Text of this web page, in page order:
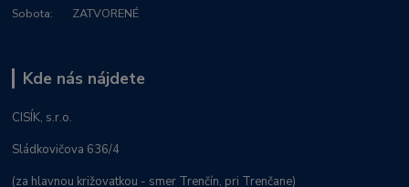
Sobota: ZATVORENÉ
Kde nás nájdete
CISÍK, s.r.o.
Sládkovičova 636/4
(za hlavnou križovatkou - smer Trenčín, pri Trenčane)